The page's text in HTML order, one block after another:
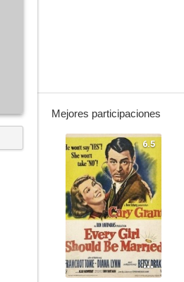
Mejores participaciones
6.5